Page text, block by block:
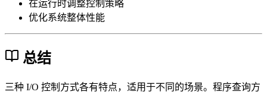
在运行时调整控制策略
优化系统整体性能
总结
三种 I/O 控制方式各有特点，适用于不同的场景。程序查询方